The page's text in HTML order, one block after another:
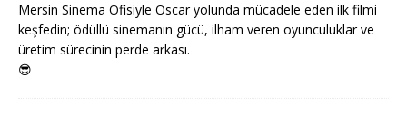
Mersin Sinema Ofisiyle Oscar yolunda mücadele eden ilk filmi
keşfedin; ödüllü sinemanın gücü, ilham veren oyunculuklar ve
üretim sürecinin perde arkası.
😎